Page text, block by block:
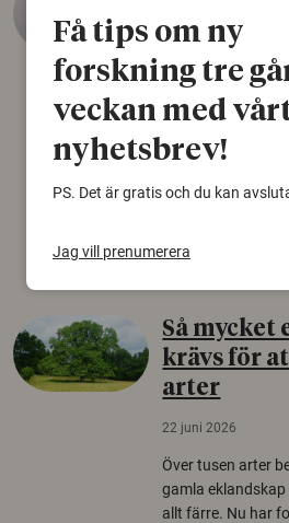
22 juni 2026
Det som
björnfäll visar sig
gammal sko.
Norden.
Så mycket
krävs för
arter
22 juni 2026
Över tusen arter
gamla
allt färre. Nu har
Få tips om ny
forskning tre
veckan med
nyhetsbrev!
PS. Det är gratis och du kan
Jag vill prenumerera